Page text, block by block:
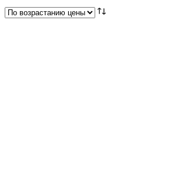
возрастанию